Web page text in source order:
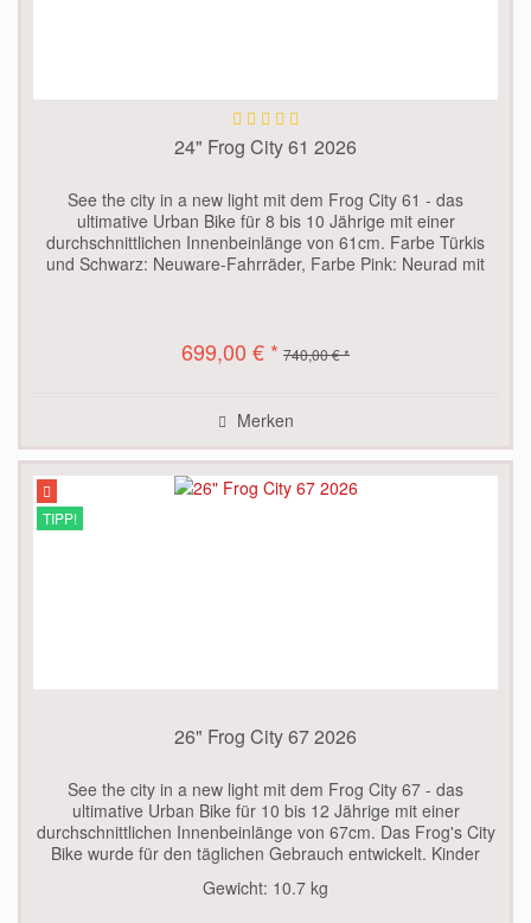
24" Frog City 61 2026
See the city in a new light mit dem Frog City 61 - das
ultimative Urban Bike für 8 bis 10 Jährige mit einer
durchschnittlichen Innenbeinlänge von 61cm. Farbe Türkis
und Schwarz: Neuware-Fahrräder, Farbe Pink: Neurad mit
699,00 € * 740,00 € *
Merken
TIPP!
26" Frog City 67 2026
See the city in a new light mit dem Frog City 67 - das
ultimative Urban Bike für 10 bis 12 Jährige mit einer
durchschnittlichen Innenbeinlänge von 67cm. Das Frog's City
Bike wurde für den täglichen Gebrauch entwickelt. Kinder
Gewicht: 10.7 kg